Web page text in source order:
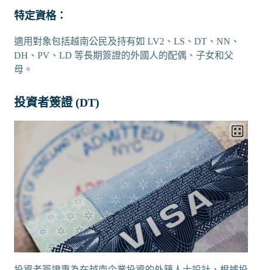
特定資格：
適用對象包括越南公民及持有如 LV2、LS、DT、NN、
DH、PV、LD 等長期簽證的外國人的配偶、子女和父
母。
投資者簽證 (DT)